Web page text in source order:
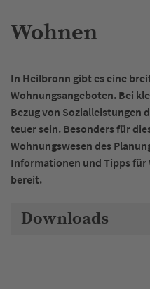
Wohnen
In Heilbronn gibt es eine
Wohnungsangeboten. Bei
Bezug von Sozialleistungen
teuer sein. Besonders für
Wohnungswesen des
Informationen und Tipps für
bereit.
Downloads